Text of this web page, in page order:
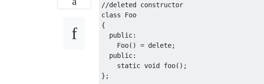
//deleted constructor
class
Foo
{
public:
Foo() = delete;
public:
static void foo();
};